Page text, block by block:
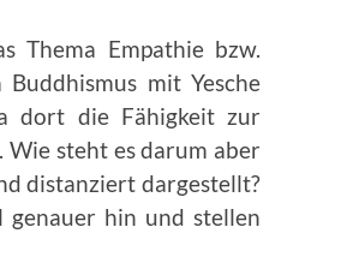
Thema Empathie bzw.
mit Yesche
dort die Fähigkeit zur
steht es darum aber
distanziert dargestellt?
genauer hin und stellen